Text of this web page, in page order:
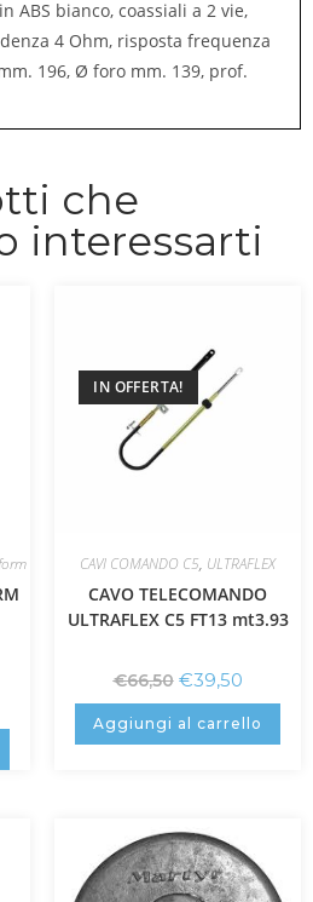
ABS bianco, coassiali a 2 vie,
4 Ohm, risposta frequenza
196, Ø foro mm. 139, prof.
che
interessarti
IN OFFERTA!
CAVI COMANDO C5, ULTRAFLEX
CAVO TELECOMANDO
ULTRAFLEX C5 FT13 mt3.93
€66,50 €39,50
Aggiungi al carrello